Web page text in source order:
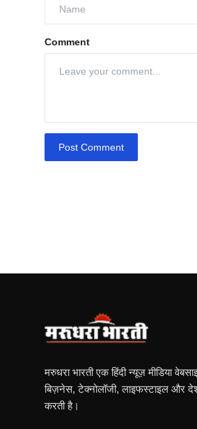
Comment
Post Comment
मरुधरा भारती एक हिंदी न्यूज़ मीडिया
बिज़नेस, टेक्नोलॉजी, लाइफस्टाइल और
करती है।